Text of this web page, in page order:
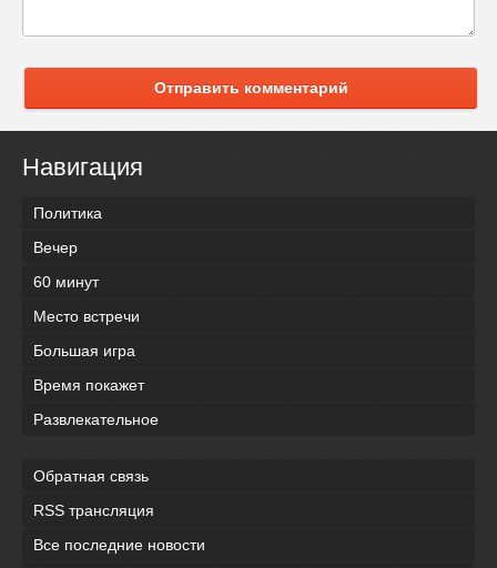
Отправить комментарий
Навигация
Политика
Вечер
60 минут
Место встречи
Большая игра
Время покажет
Развлекательное
Обратная связь
RSS трансляция
Все последние новости